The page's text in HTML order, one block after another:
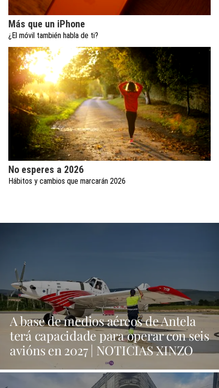
Más que un iPhone
¿El móvil también habla de ti?
No esperes a 2026
Hábitos y cambios que marcarán 2026
A base de medios aéreos de Antela
terá capacidade para operar con seis
avións en 2027 | NOTICIAS XINZO